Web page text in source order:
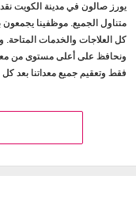
يورز صالون في مدينة الكويت
متناول الجميع. موظفينا يجمعون
كل العلاجات والخدمات المتاحة.
ونحافظ على أعلى مستوى من
فقط وتعقيم جميع معداتنا بعد كل